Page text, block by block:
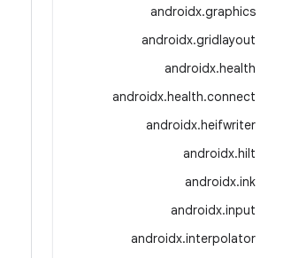
androidx.graphics
androidx.gridlayout
androidx.health
androidx.health.connect
androidx.heifwriter
androidx.hilt
androidx.ink
androidx.input
androidx.interpolator